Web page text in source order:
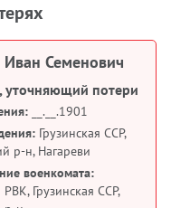
Иван Семенович
уточняющий потери
__.__.1901
Грузинская ССР,
р-н, Нагареви
военкомата:
Грузинская ССР,